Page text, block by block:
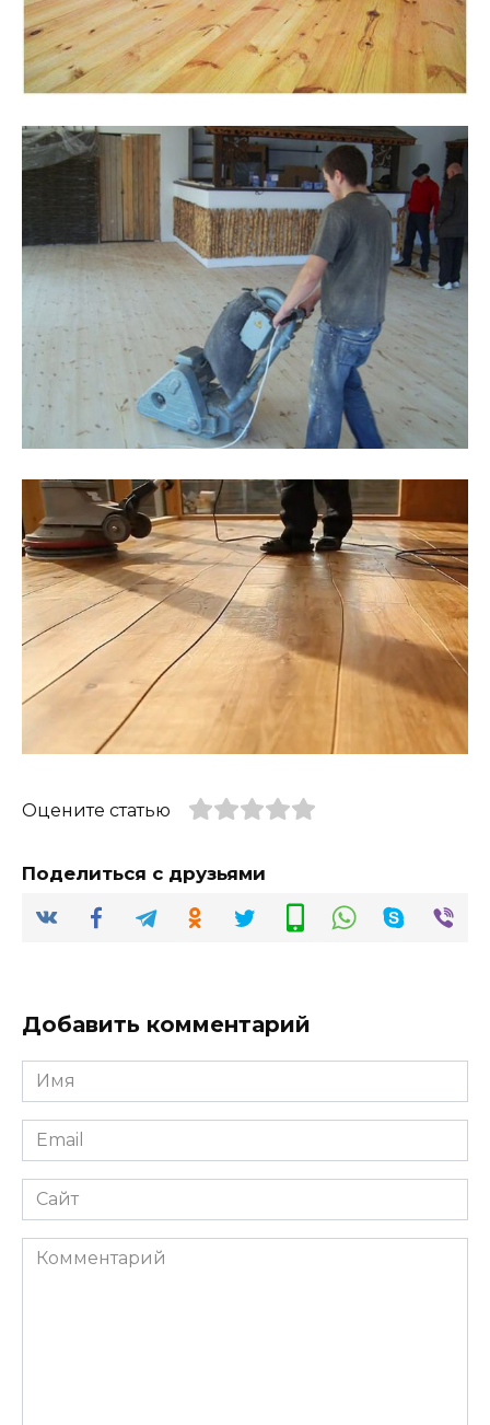
Оцените статью
Поделиться с друзьями
Добавить комментарий
Имя
*
Email
*
Сайт
Комментарий